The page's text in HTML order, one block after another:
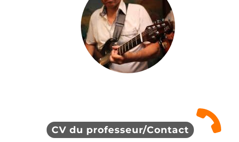
CV du professeur/Contact